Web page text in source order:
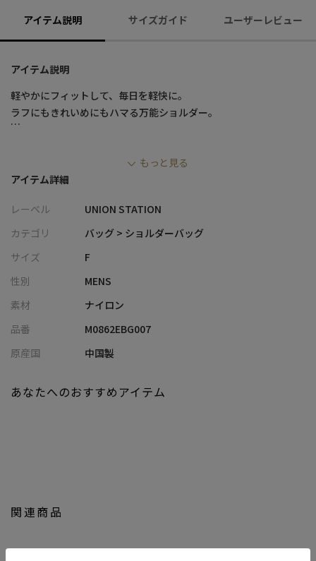
アイテム説明 サイズガイド ユーザーレビュー
アイテム説明
軽やかにフィットして、毎日を軽快に。
ラフにもきれいめにもハマる万能ショルダー。
・軽量で扱いやすいタフなナイロン素材を使用し、デイリーに最
適な仕上がり
・内装はZIPポケット＋オープンポケットで、小物の整理がしやす
い設計
応
・軽さと柔軟性を兼ね備え、長時間の使用でもストレスフリー
・Tシャツ×デニムと合わせて、軽快なカジュアルスタイルに
・シャツ×スラックスと合わせて、程よく抜け感のあるきれいめ
タイルに
ズビギ】
ワーク、アウトドアといった多様なスタイル・文化を柔軟に取り
もっと見る
アイテム詳細
レーベル
UNION STATION
カテゴリ
バッグ > ショルダーバッグ
サイズ
F
性別
MENS
素材
ナイロン
品番
M0862EBG007
原産国
中国製
関連商品
あなたへのおすすめアイテム